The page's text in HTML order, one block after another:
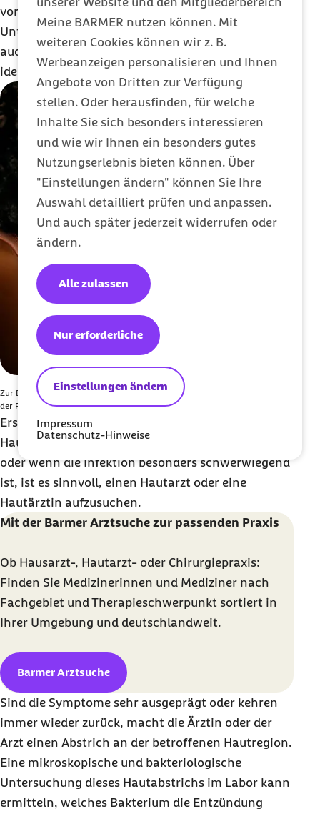
Meine BARMER nutzen können. Mit
weiteren Cookies können wir z. B.
Werbeanzeigen personalisieren und Ihnen
Angebote von Dritten zur Verfügung
stellen. Oder herausfinden, für welche
Inhalte Sie sich besonders interessieren
und wie wir Ihnen ein besonders gutes
Nutzungserlebnis bieten können. Über
"Einstellungen ändern" können Sie Ihre
Auswahl detailliert prüfen und anpassen.
Und auch später jederzeit widerrufen oder
ändern.
Einstellungen ändern
Nur erforderliche
Alle zulassen
Impressum
Datenschutz-Hinweise
vorsichtiges Abtasten, also ohne weitere
Untersuchungsinstrumente. Im Fokus stehen dabei
auch eventuell weitere betroffene, noch nicht
identifizierte Hautbereiche.
Zur Diagnose überprüft die Ärztin oder der Arzt, wie groß und ausgeprägt
der Furunkel ist.
Erste Anlaufstelle bei Furunkeln ist die
Hausarztpraxis.Bei wiederkehrenden Furunkeln
oder wenn die Infektion besonders schwerwiegend
ist, ist es sinnvoll, einen Hautarzt oder eine
Hautärztin aufzusuchen.
Mit der Barmer Arztsuche zur passenden Praxis
Ob Hausarzt-, Hautarzt- oder Chirurgiepraxis:
Finden Sie Medizinerinnen und Mediziner nach
Fachgebiet und Therapieschwerpunkt sortiert in
Ihrer Umgebung und deutschlandweit.
Barmer Arztsuche
Sind die Symptome sehr ausgeprägt oder kehren
immer wieder zurück, macht die Ärztin oder der
Arzt einen Abstrich an der betroffenen Hautregion.
Eine mikroskopische und bakteriologische
Untersuchung dieses Hautabstrichs im Labor kann
ermitteln, welches Bakterium die Entzündung